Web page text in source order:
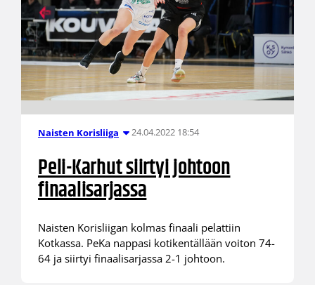
Naisten Korisliiga 24.04.2022 18:54
Peli-Karhut siirtyi johtoon
finaalisarjassa
Naisten Korisliigan kolmas finaali pelattiin
Kotkassa. PeKa nappasi kotikentällään voiton 74-
64 ja siirtyi finaalisarjassa 2-1 johtoon.